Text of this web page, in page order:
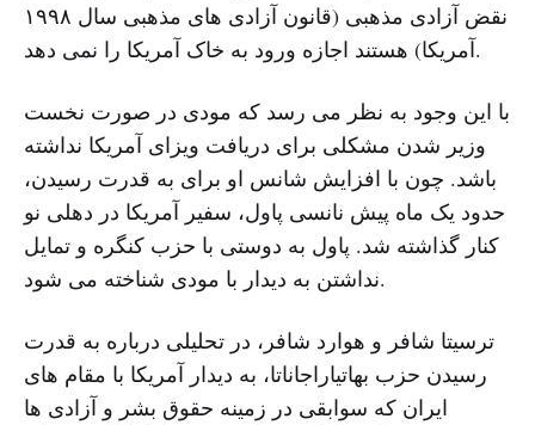
نقض آزادی مذهبی (قانون آزادی های مذهبی سال ۱۹۹۸
آمریکا) هستند اجازه ورود به خاک آمریکا را نمی دهد.
با این وجود به نظر می رسد که مودی در صورت نخست
وزیر شدن مشکلی برای دریافت ویزای آمریکا نداشته
باشد. چون با افزایش شانس او برای به قدرت رسیدن،
حدود یک ماه پیش نانسی پاول، سفیر آمریکا در دهلی نو
کنار گذاشته شد. پاول به دوستی با حزب کنگره و تمایل
نداشتن به دیدار با مودی شناخته می شود.
ترسیتا شافر و هوارد شافر، در تحلیلی درباره به قدرت
رسیدن حزب بهاتیاراجاناتا، به دیدار آمریکا با مقام های
ایران که سوابقی در زمینه حقوق بشر و آزادی ها